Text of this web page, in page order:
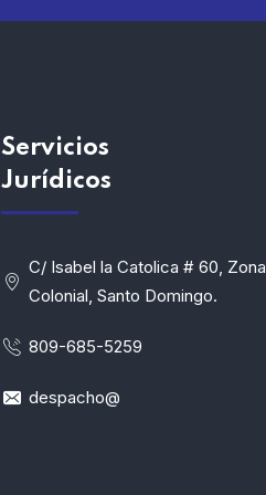
Servicios
Jurídicos
C/ Isabel la Catolica # 60, Zona
Colonial, Santo Domingo.
809-685-5259
despacho@